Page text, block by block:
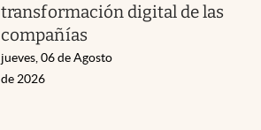
transformación digital de las
compañías
jueves, 06 de Agosto
de 2026